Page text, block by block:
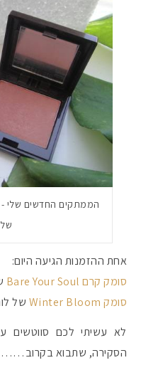
הממתקים החדשים שלי -
אחת ההזמנות הגיעה היום:
סומק קרם Bare Your Soul
סומק Winter Bloom של
לא עשיתי לכם סווטשים
הסקירה, שתבוא